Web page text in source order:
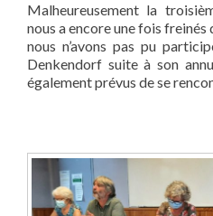
Malheureusement la
nous a encore une fois
nous n’avons pas pu
Denkendorf suite à son
également prévus de se